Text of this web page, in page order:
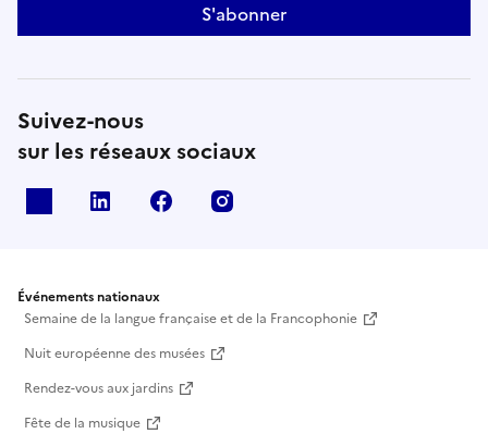
S'abonner
Suivez-nous
sur les réseaux sociaux
Linkedin Facebook
Événements nationaux
Semaine de la langue française et de la Francophonie
Nuit européenne des musées
Rendez-vous aux jardins
Fête de la musique